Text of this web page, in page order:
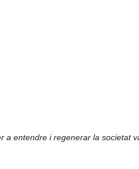
a entendre i regenerar la societat